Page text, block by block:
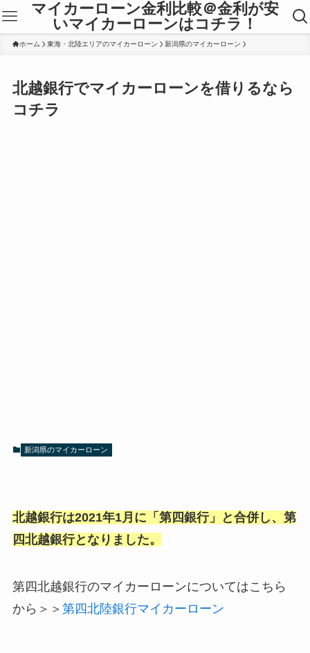
マイカーローン金利比較＠金利が安
いマイカーローンはコチラ！
ホーム 東海・北陸エリアのマイカーローン 新潟県のマイカーローン
北越銀行でマイカーローンを借りるなら
コチラ
新潟県のマイカーローン
北越銀行は2021年1月に「第四銀行」と合併し、第
四北越銀行となりました。
第四北越銀行のマイカーローンについてはこちら
から＞＞ 第四北陸銀行マイカーローン